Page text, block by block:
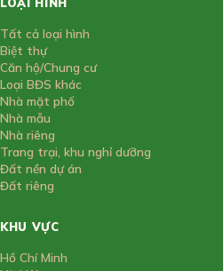
Tất cả loại hình
Biệt thự
Căn hộ/Chung cư
Loại BĐS khác
Nhà mặt phố
Nhà mẫu
Nhà riêng
Trang trại, khu nghỉ dưỡng
Đất nền dự án
Đất riêng
KHU VỰC
Hồ Chí Minh